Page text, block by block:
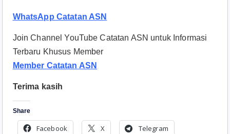
WhatsApp Catatan ASN
Join Channel YouTube Catatan ASN untuk Informasi
Terbaru Khusus Member
Member Catatan ASN
Terima kasih
Share
Facebook X Telegram